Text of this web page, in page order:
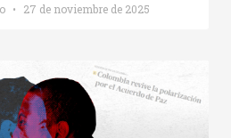
27 de noviembre de 2025